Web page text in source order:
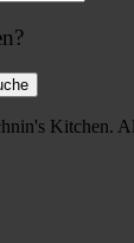
Kitchen.